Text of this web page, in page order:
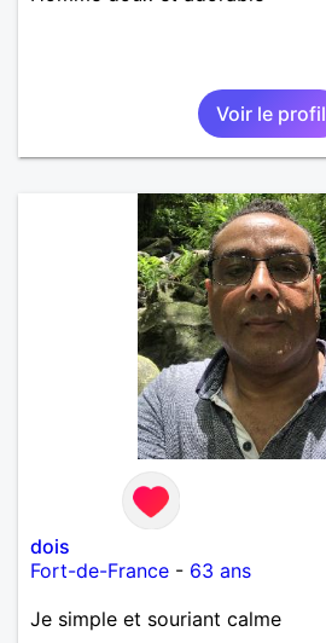
Voir le profil
dois
Fort-de-France - 63 ans
Je simple et souriant calme